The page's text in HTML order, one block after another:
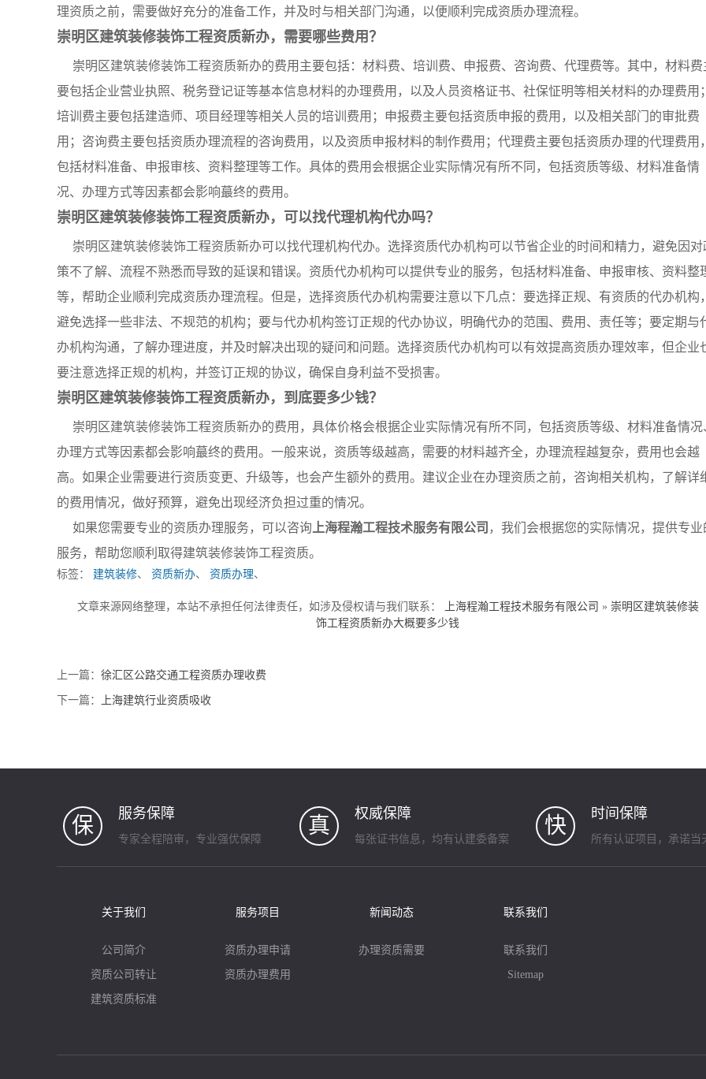
理资质之前，需要做好充分的准备工作，并及时与相关部门沟通，以便顺利完成资质办理流程。
崇明区建筑装修装饰工程资质新办，需要哪些费用？
崇明区建筑装修装饰工程资质新办的费用主要包括：材料费、培训费、申报费、咨询费、代理费等。其中，材料费
要包括企业营业执照、税务登记证等基本信息材料的办理费用，以及人员资格证书、社保怔明等相关材料的办理费用；
培训费主要包括建造师、项目经理等相关人员的培训费用；申报费主要包括资质申报的费用，以及相关部门的审批费
用；咨询费主要包括资质办理流程的咨询费用，以及资质申报材料的制作费用；代理费主要包括资质办理的代理费用，
包括材料准备、申报审核、资料整理等工作。具体的费用会根据企业实际情况有所不同，包括资质等级、材料准备情
况、办理方式等因素都会影响蕞终的费用。
崇明区建筑装修装饰工程资质新办，可以找代理机构代办吗？
崇明区建筑装修装饰工程资质新办可以找代理机构代办。选择资质代办机构可以节省企业的时间和精力，避免因对
策不了解、流程不熟悉而导致的延误和错误。资质代办机构可以提供专业的服务，包括材料准备、申报审核、资料整
等，帮助企业顺利完成资质办理流程。但是，选择资质代办机构需要注意以下几点：要选择正规、有资质的代办机构，
避免选择一些非法、不规范的机构；要与代办机构签订正规的代办协议，明确代办的范围、费用、责任等；要定期与
办机构沟通，了解办理进度，并及时解决出现的疑问和问题。选择资质代办机构可以有效提高资质办理效率，但企业
要注意选择正规的机构，并签订正规的协议，确保自身利益不受损害。
崇明区建筑装修装饰工程资质新办，到底要多少钱？
崇明区建筑装修装饰工程资质新办的费用，具体价格会根据企业实际情况有所不同，包括资质等级、材料准备情况
办理方式等因素都会影响蕞终的费用。一般来说，资质等级越高，需要的材料越齐全，办理流程越复杂，费用也会越
高。如果企业需要进行资质变更、升级等，也会产生额外的费用。建议企业在办理资质之前，咨询相关机构，了解详
的费用情况，做好预算，避免出现经济负担过重的情况。
如果您需要专业的资质办理服务，可以咨询 上海程瀚工程技术服务有限公司 ，我们会根据您的实际情况，提供专业
服务，帮助您顺利取得建筑装修装饰工程资质。
标签： 建筑装修、 资质新办、 资质办理、
文章来源网络整理，本站不承担任何法律责任，如涉及侵权请与我们联系： 上海程瀚工程技术服务有限公司 » 崇明区建筑装修装
饰工程资质新办大概要多少钱
上一篇： 徐汇区公路交通工程资质办理收费
下一篇： 上海建筑行业资质吸收
保 服务保障
专家全程陪审，专业强优保障
真 权威保障
每张证书信息，均有认建委备案
快 时间保障
所有认证项目，承诺当
关于我们
公司简介
资质公司转让
建筑资质标准
服务项目
资质办理申请
资质办理费用
新闻动态
办理资质需要
联系我们
联系我们
Sitemap